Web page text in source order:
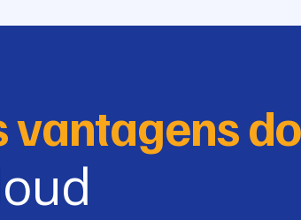
vantagens do